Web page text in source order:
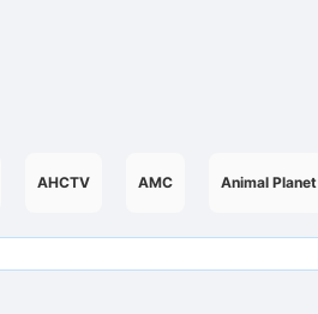
AHCTV AMC Animal Planet